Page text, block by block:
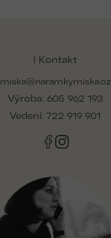
| Kontakt
miska@naramkymiska.cz
Výroba: 605 962 193
Vedení: 722 919 901